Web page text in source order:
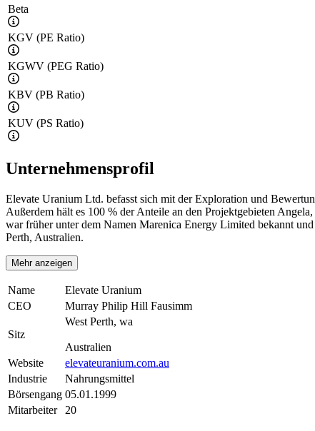
Beta
KGV (PE Ratio)
KGWV (PEG Ratio)
KBV (PB Ratio)
KUV (PS Ratio)
Unternehmensprofil
Elevate Uranium Ltd. befasst sich mit der Exploration und
Außerdem hält es 100 % der Anteile an den Projektgebieten
war früher unter dem Namen Marenica Energy Limited bekannt
Perth, Australien.
Mehr anzeigen
Name
Elevate Uranium
CEO
Murray Philip Hill Fausimm
Sitz
West Perth, wa
Australien
Website
elevateuranium.com.au
Industrie
Nahrungsmittel
Börsengang 05.01.1999
Mitarbeiter
20